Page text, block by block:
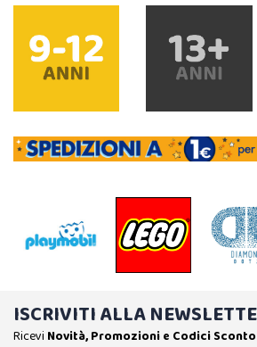
ISCRIVITI ALLA
Ricevi Novità, Promozioni e Codici